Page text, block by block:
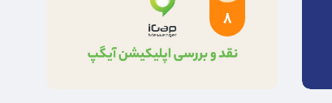
8